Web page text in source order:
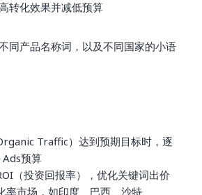
转化效果并减低预算
同产品名称词，以及不同国家的小语
Traffic）达到预期目标时，逐
预算
（投资回报率），优化关键词出价
率市场，如印度、巴西、沙特